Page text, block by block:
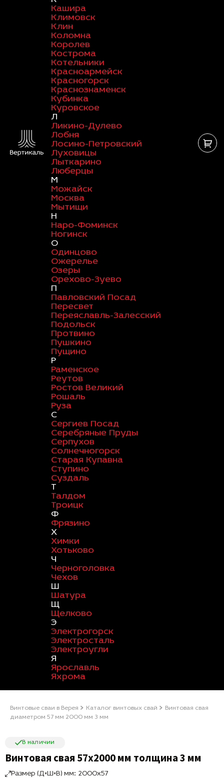
Кашира
Климовск
Клин
Коломна
Королев
Кострома
Котельники
Красноармейск
Красногорск
Краснознаменск
Кубинка
Куровское
Л
Ликино-Дулево
Лобня
Лосино-Петровский
Луховицы
Лыткарино
Люберцы
М
Можайск
Москва
Мытищи
Н
Наро-Фоминск
Ногинск
О
Одинцово
Ожерелье
Озеры
Орехово-Зуево
П
Павловский Посад
Пересвет
Переяславль-Залесский
Подольск
Протвино
Пушкино
Пущино
Р
Раменское
Реутов
Ростов Великий
Рошаль
Руза
С
Сергиев Посад
Серебряные Пруды
Серпухов
Солнечногорск
Старая Купавна
Ступино
Суздаль
Т
Талдом
Троицк
Ф
Фрязино
Х
Химки
Хотьково
Ч
Черноголовка
Чехов
Ш
Шатура
Щ
Щелково
Э
Электрогорск
Электросталь
Электроугли
Я
Ярославль
Яхрома
Винтовые сваи в Верея Каталог винтовых свай
Винтовая свая
диаметром 57 мм 2000 мм 3 мм
В наличии
Винтовая свая 57х2000 мм толщина 3 мм
Размер (Д×Ш×В) мм: 2000x57